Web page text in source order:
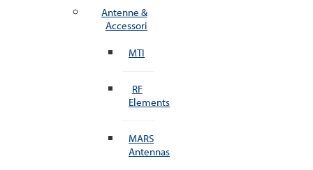
Antenne &
Accessori
MTI
RF
Elements
MARS
Antennas